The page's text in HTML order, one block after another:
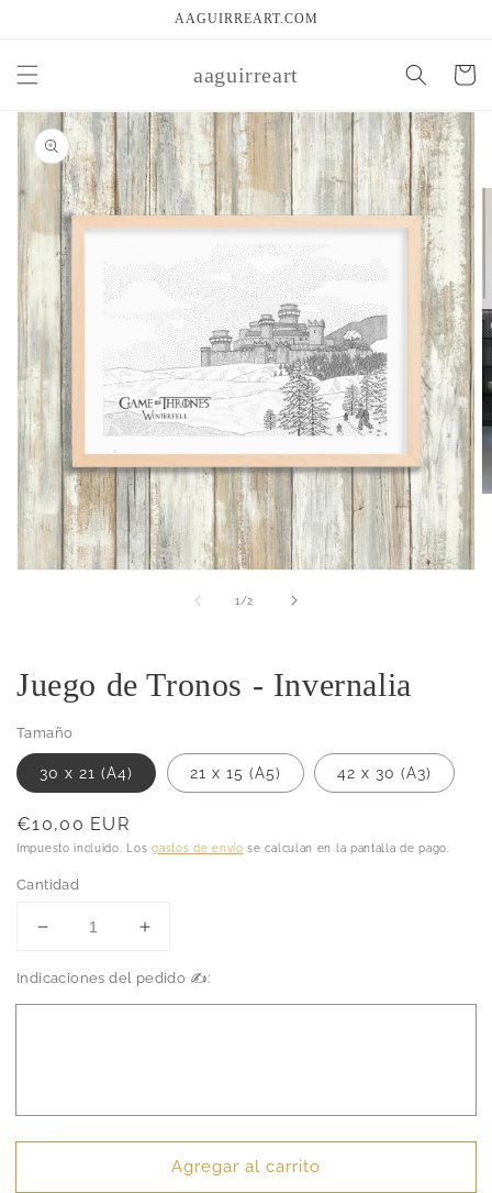
AAGUIRREART.COM
aaguirreart Carrito
directamente
a la
información
del producto
ventana
modal
1 /
de2
Juego de Tronos - Invernalia
Tamaño
30 x 21 (A4) 21 x 15 (A5) 42 x 30 (A3)
Precio
habitual
€10,00 EUR
Impuesto incluido. Losgastos de envío se calculan en la pantalla de pago.
Cantidad
Reducir
para
Juego
Aumentar
para
Juego
Indicaciones del pedido ✍️:
Agregar al carrito